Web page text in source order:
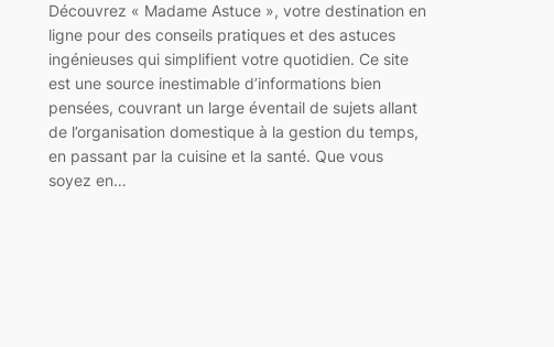
Découvrez « Madame Astuce », votre destination en
ligne pour des conseils pratiques et des astuces
ingénieuses qui simplifient votre quotidien. Ce site
est une source inestimable d’informations bien
pensées, couvrant un large éventail de sujets allant
de l’organisation domestique à la gestion du temps,
en passant par la cuisine et la santé. Que vous
soyez en…